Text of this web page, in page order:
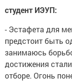
студент ИЭУП:
- Эстафета для
предстоит быть
занимаюсь
достижения
отборе. Огонь